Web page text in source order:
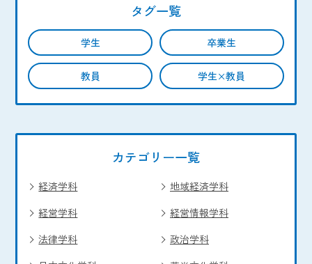
タグ一覧
学生 卒業生
教員 学生×教員
カテゴリー一覧
経済学科
地域経済学科
経営学科
経営情報学科
法律学科
政治学科